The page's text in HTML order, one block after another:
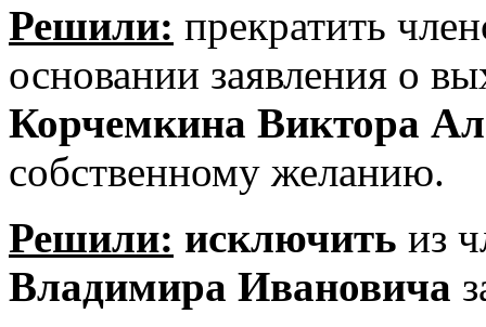
Решили: прекратить
основании заявления о
Корчемкина Виктора
собственному желанию.
Решили: исключить из
Владимира Ивановича